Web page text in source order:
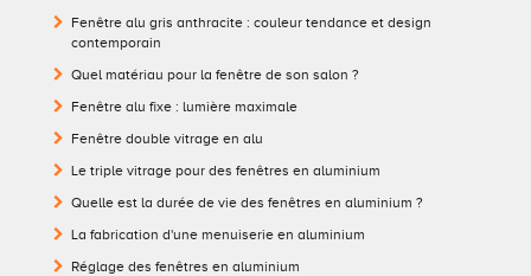
Fenêtre alu gris anthracite : couleur tendance et design
contemporain
Quel matériau pour la fenêtre de son salon ?
Fenêtre alu fixe : lumière maximale
Fenêtre double vitrage en alu
Le triple vitrage pour des fenêtres en aluminium
Quelle est la durée de vie des fenêtres en aluminium ?
La fabrication d'une menuiserie en aluminium
Réglage des fenêtres en aluminium